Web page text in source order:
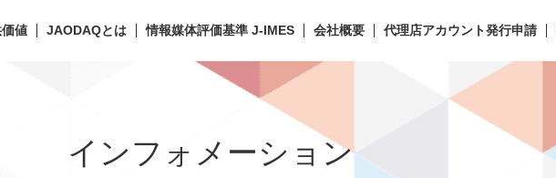
値 JAODAQとは 情報媒体評価基準 J-IMES 会社概要 代理店アカウント発行申請
インフォメーション